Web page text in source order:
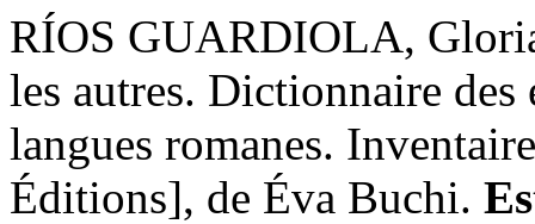
RÍOS GUARDIOLA,
les autres. Dictionnaire des
langues romanes.
Éditions], de Éva Buchi.